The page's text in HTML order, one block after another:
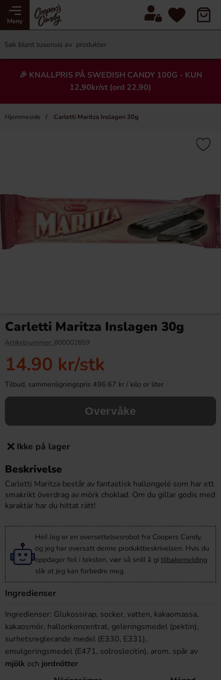
Meny
🎉 KNALLPRIS PÅ SWEDISH CANDY 100G - KUN
12,90kr/st (ord 22,90)
Hjemmeside Carletti Maritza Inslagen 30g
×
Köp
38.90 kr
Carletti Maritza Inslagen 30g
Artikelnummer: 800002859
14.90 kr/stk
Tilbud, sammenligningspris 496.67 kr / kilo or liter
Overvåke
Ikke på lager
Beskrivelse
Carletti Maritza består av fantastisk hallongelé som har ett
smakrikt överdrag av mörk choklad. Om du gillar godis med
karaktär har du hittat rätt!
Hei! Jeg er en oversettelsesrobot fra Coopers Candy,
og jeg har oversatt denne produktbeskrivelsen. Hvis du
oppdager feil i teksten, vær så snill å gi tilbakemelding
slik at jeg kan forbedre meg.
Ingredienser
Ingredienser: Glukossirap, socker, vatten, kakaomassa,
kakaosmör, hallonkoncentrat, geleringsmedel (pektin),
surhetsreglerande medel (E330, E331),
emulgeringsmedel (E471, solroslecitin), arom. spår av
mjölk och jordnötter